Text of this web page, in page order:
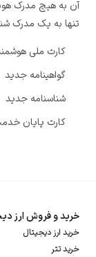
تنها به یک مدرک
کارت ملی
گواهینامه جدید
شناسنامه جدید
کارت پایان
خرید و فروش ارز
خرید ارز دیجیتال
خرید تتر